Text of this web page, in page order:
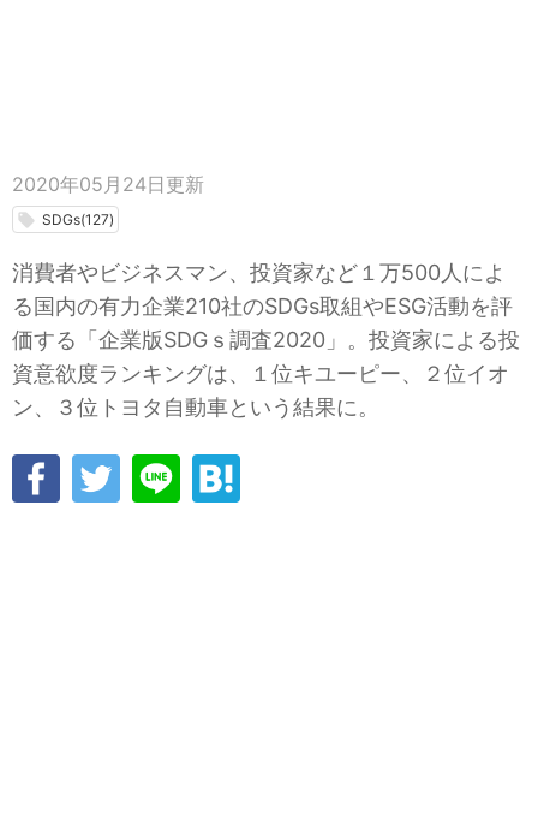
2020年05月24日 更新
local_offer SDGs(127)
消費者やビジネスマン、投資家など１万500人によ
る国内の有力企業210社のSDGs取組やESG活動を評
価する「企業版SDGｓ調査2020」。投資家による投
資意欲度ランキングは、１位キユーピー、２位イオ
ン、３位トヨタ自動車という結果に。